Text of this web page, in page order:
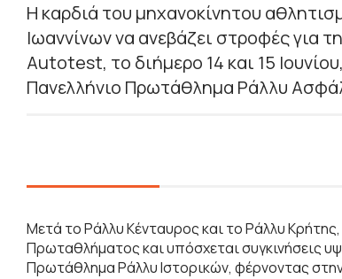
Η καρδιά του μηχανοκίνητου
Ιωαννίνων να ανεβάζει στροφές για
Autotest, το διήμερο 14 και 15
Πανελλήνιο Πρωτάθλημα Ράλλυ
Μετά το Ράλλυ Κένταυρος και το Ράλλυ
Πρωταθλήματος και υπόσχεται συγκινήσεις
Πρωτάθλημα Ράλλυ Ιστορικών, φέρνοντας